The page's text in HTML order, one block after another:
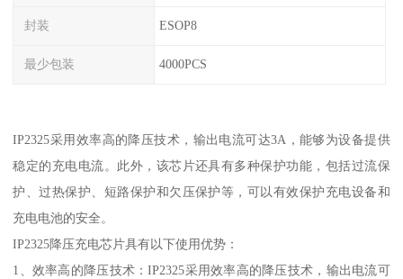
封装 ESOP8
最少包装 4000PCS
IP2325采用效率高的降压技术，输出电流可达3A，能够为设备提供
稳定的充电电流。此外，该芯片还具有多种保护功能，包括过流保
护、过热保护、短路保护和欠压保护等，可以有效保护充电设备和
充电电池的安全。
IP2325降压充电芯片具有以下使用优势：
1、效率高的降压技术：IP2325采用效率高的降压技术，输出电流可